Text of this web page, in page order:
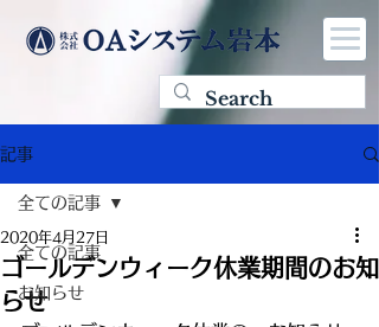
記事
全ての記事
お知らせ
全ての記事
ゴールデンウィーク休業期間のお知
らせ
2020年4月27日